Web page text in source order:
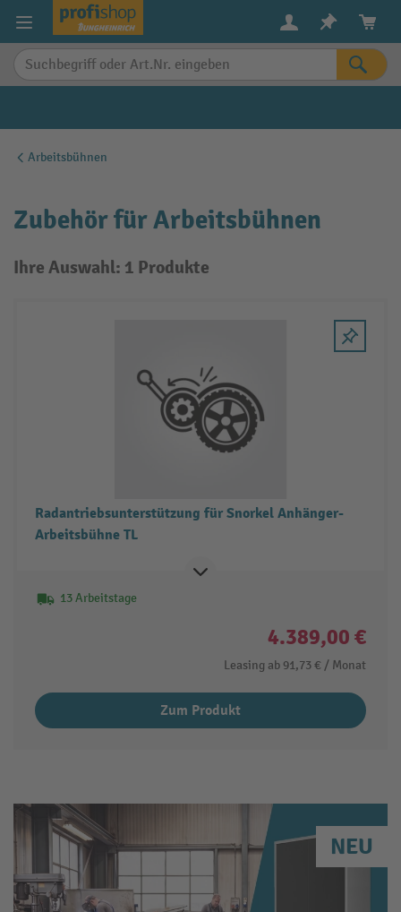
springen
Arbeitsbühnen
Zubehör für Arbeitsbühnen
Ihre Auswahl: 1 Produkte
Radantriebsunterstützung für Snorkel Anhänger-
Arbeitsbühne TL
13 Arbeitstage
4.389,00 €
Leasing ab 91,73 € / Monat
Zum Produkt
NEU